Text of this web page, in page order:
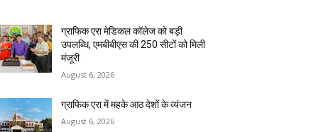
ग्राफिक एरा मेडिकल कॉलेज को बड़ी
उपलब्धि, एमबीबीएस की 250 सीटों को मिली
मंजूरी
August 6, 2026
ग्राफिक एरा में महके आठ देशों के व्यंजन
August 6, 2026